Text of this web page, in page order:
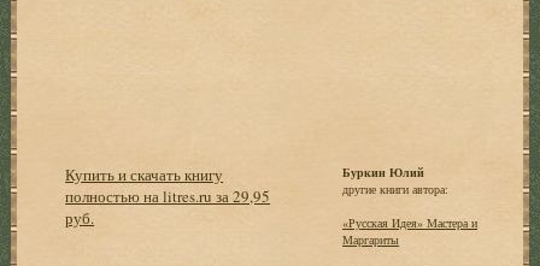
Купить и скачать книгу
полностью на litres.ru за 29,95
руб.
Буркин Юлий
другие книги автора:
«Русская Идея» Мастера и
Маргариты